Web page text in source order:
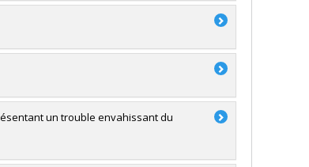
un trouble envahissant du